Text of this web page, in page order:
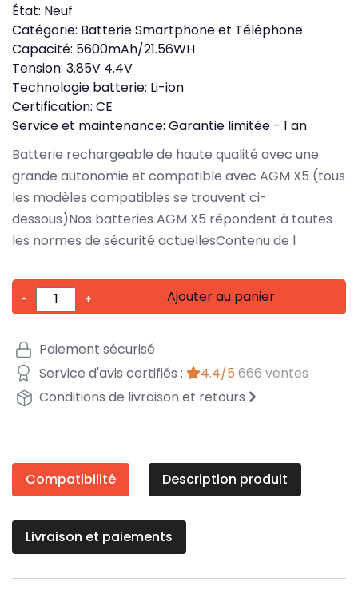
État: Neuf
Catégorie: Batterie Smartphone et Téléphone
Capacité: 5600mAh/21.56WH
Tension: 3.85V 4.4V
Technologie batterie: Li-ion
Certification: CE
Service et maintenance: Garantie limitée - 1 an
Batterie rechargeable de haute qualité avec une
grande autonomie et compatible avec AGM X5 (tous
les modèles compatibles se trouvent ci-
dessous)Nos batteries AGM X5 répondent à toutes
les normes de sécurité actuellesContenu de l
- + Ajouter au panier
Paiement sécurisé
Service d'avis certifiés :
4.4/5 666 ventes
Conditions de livraison et retours
Compatibilité Description produit
Livraison et paiements